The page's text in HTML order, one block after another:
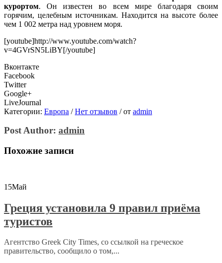
курортом. Он известен во всем мире благодаря своим
горячим, целебным источникам. Находится на высоте более
чем 1 002 метра над уровнем моря.
[youtube]http://www.youtube.com/watch?
v=4GVrSN5LiBY[/youtube]
Вконтакте
Facebook
Twitter
Google+
LiveJournal
Категории: Европа / Нет отзывов /от admin
Post Author: admin
Похожие записи
15Май
Греция установила 9 правил приёма
туристов
Агентство Greek City Times, со ссылкой на греческое
правительство, сообщило о том,...